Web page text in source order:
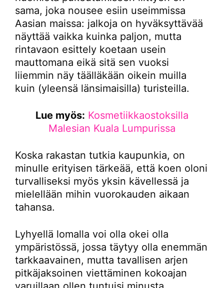
sama, joka nousee esiin useimmissa
Aasian maissa: jalkoja on hyväksyttävää
näyttää vaikka kuinka paljon, mutta
rintavaon esittely koetaan usein
mauttomana eikä sitä sen vuoksi
liiemmin näy täälläkään oikein muilla
kuin (yleensä länsimaisilla) turisteilla.
Lue myös: Kosmetiikkaostoksilla
Malesian Kuala Lumpurissa
Koska rakastan tutkia kaupunkia, on
minulle erityisen tärkeää, että koen oloni
turvalliseksi myös yksin kävellessä ja
mielellään mihin vuorokauden aikaan
tahansa.
Lyhyellä lomalla voi olla okei olla
ympäristössä, jossa täytyy olla enemmän
tarkkaavainen, mutta tavallisen arjen
pitkäjaksoinen viettäminen kokoajan